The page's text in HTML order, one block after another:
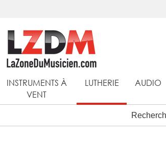
INSTRUMENTS À
VENT
LUTHERIE AUDIO